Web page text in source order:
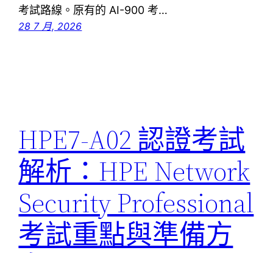
考試路線。原有的 AI-900 考…
28 7 月, 2026
HPE7-A02 認證考試
解析：HPE Network
Security Professional
考試重點與準備方